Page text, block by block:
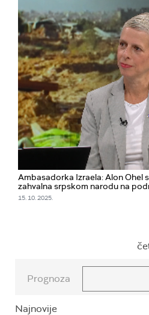
Ambasadorka Izraela: Alon Ohel
zahvalna srpskom narodu na
15. 10. 2025.
Prognoza
Najnovije